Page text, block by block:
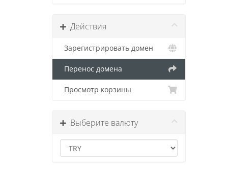
Действия
Зарегистрировать домен
Перенос домена
Просмотр корзины
Выберите валюту